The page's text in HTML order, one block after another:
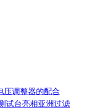
压调整器的配合
试台亮相亚洲过滤